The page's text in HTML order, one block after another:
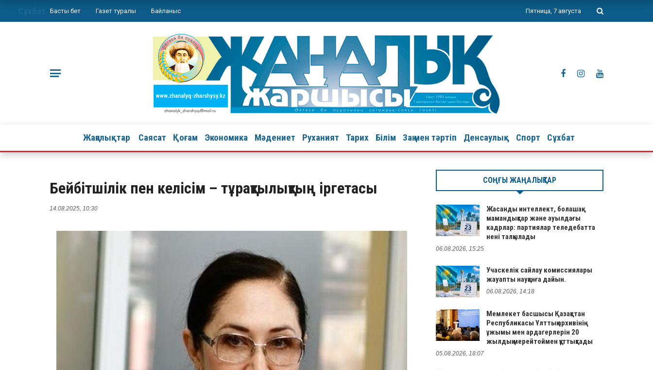
Басты бет Газет туралы Байланыс Пятница, 7 августа
Жаңалықтар Саясат Қоғам Экономика Мәдениет Руханият Тарих Білім Заң мен тәртіп Денсаулық Спорт Сұхбат
Бейбітшілік пен келісім – тұрақтылықтың іргетасы
14.08.2025, 10:30
СОҢҒЫ ЖАҢАЛЫҚТАР
Жасанды интеллект, болашақ
мамандықтар және ауылдағы
кадрлар: партиялар теледебатта
нені талқылады
06.08.2026, 15:25
Учаскелік сайлау комиссиялары
жауапты науқанға дайын.
06.08.2026, 14:18
Мемлекет басшысы Қазақстан
Республикасы Ұлттық архивінің
ұжымы мен ардагерлерін 20
жылдық мерейтоймен құттықтады
05.08.2026, 18:07